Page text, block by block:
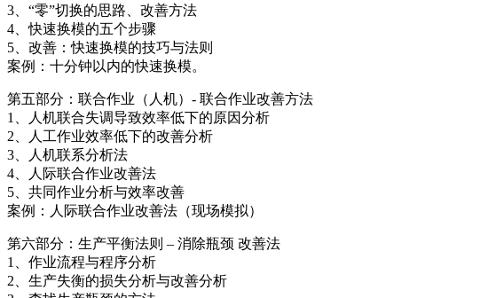
3、“零”切换的思路、改善方法
4、快速换模的五个步骤
5、改善：快速换模的技巧与法则
案例：十分钟以内的快速换模。
第五部分：联合作业（人机）- 联合作业改善方法
1、人机联合失调导致效率低下的原因分析
2、人工作业效率低下的改善分析
3、人机联系分析法
4、人际联合作业改善法
5、共同作业分析与效率改善
案例：人际联合作业改善法（现场模拟）
第六部分：生产平衡法则 – 消除瓶颈 改善法
1、作业流程与程序分析
2、生产失衡的损失分析与改善分析